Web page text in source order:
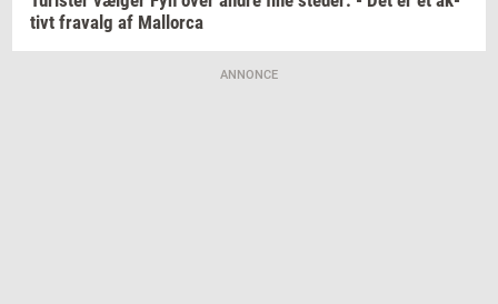
tivt fra­valg af Mall­orca
ANNONCE